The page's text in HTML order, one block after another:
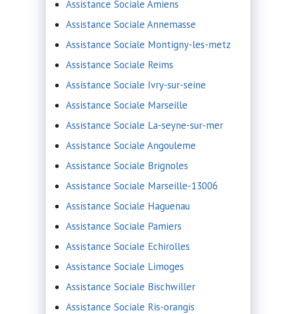
Assistance Sociale Amiens
Assistance Sociale Annemasse
Assistance Sociale Montigny-les-metz
Assistance Sociale Reims
Assistance Sociale Ivry-sur-seine
Assistance Sociale Marseille
Assistance Sociale La-seyne-sur-mer
Assistance Sociale Angouleme
Assistance Sociale Brignoles
Assistance Sociale Marseille-13006
Assistance Sociale Haguenau
Assistance Sociale Pamiers
Assistance Sociale Echirolles
Assistance Sociale Limoges
Assistance Sociale Bischwiller
Assistance Sociale Ris-orangis